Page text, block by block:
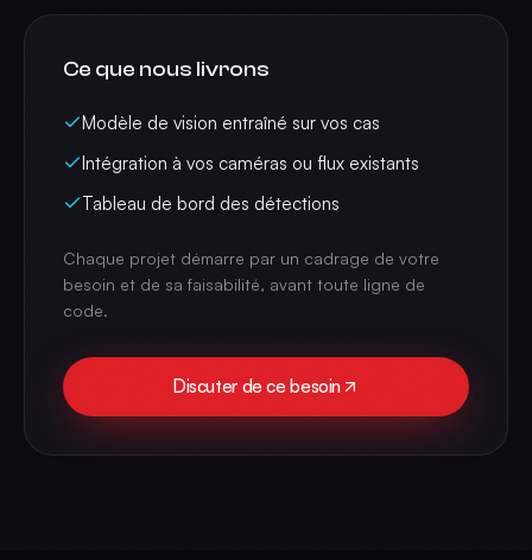
Ce que nous livrons
Modèle de vision entraîné sur vos cas
Intégration à vos caméras ou flux existants
Tableau de bord des détections
Chaque projet démarre par un cadrage de votre
besoin et de sa faisabilité, avant toute ligne de
code.
Discuter de ce besoin